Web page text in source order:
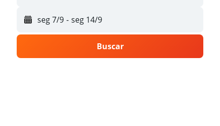
seg 7/9 - seg 14/9
Buscar